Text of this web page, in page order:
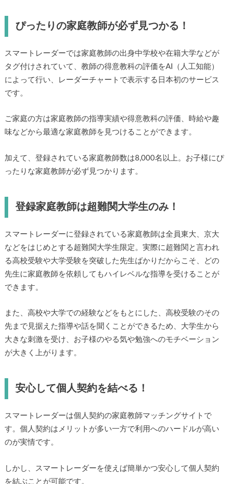
ぴったりの家庭教師が必ず見つかる！
スマートレーダーでは家庭教師の出身中学校や在籍大学などが
タグ付けされていて、教師の得意教科の評価をAI（人工知能）
によって行い、レーダーチャートで表示する日本初のサービス
です。
ご家庭の方は家庭教師の指導実績や得意教科の評価、時給や趣
味などから最適な家庭教師を見つけることができます。
加えて、登録されている家庭教師数は8,000名以上。お子様にぴ
ったりな家庭教師が必ず見つかります。
登録家庭教師は超難関大学生のみ！
スマートレーダーに登録されている家庭教師は全員東大、京大
などをはじめとする超難関大学生限定。実際に超難関と言われ
る高校受験や大学受験を突破した先生ばかりだからこそ、どの
先生に家庭教師を依頼してもハイレベルな指導を受けることが
できます。
また、高校や大学での経験などをもとにした、高校受験のその
先まで見据えた指導や話を聞くことができるため、大学生から
大きな刺激を受け、お子様のやる気や勉強へのモチベーション
が大きく上がります。
安心して個人契約を結べる！
スマートレーダーは個人契約の家庭教師マッチングサイトで
す。個人契約はメリットが多い一方で利用へのハードルが高い
のが実情です。
しかし、スマートレーダーを使えば簡単かつ安心して個人契約
を結ぶことが可能です。